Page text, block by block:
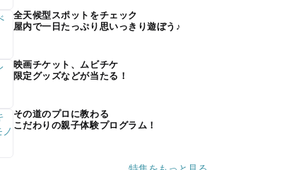
全天候型スポットをチェック
屋内で一日たっぷり思いっきり遊ぼう♪
映画チケット、ムビチケ
限定グッズなどが当たる！
その道のプロに教わる
こだわりの親子体験プログラム！